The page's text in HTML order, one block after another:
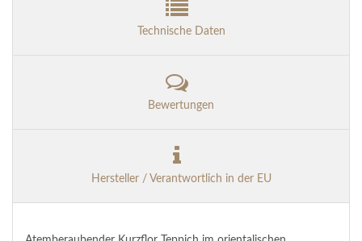
Technische Daten
Bewertungen
Hersteller / Verantwortlich in der EU